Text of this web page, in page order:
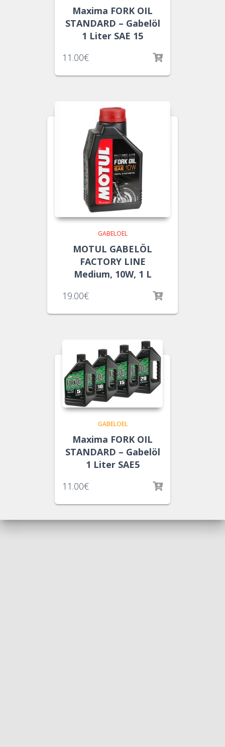
Maxima FORK OIL
STANDARD – Gabelöl
1 Liter SAE 15
11.00€
GABELOEL
MOTUL GABELÖL
FACTORY LINE
Medium, 10W, 1 L
19.00€
GABELOEL
Maxima FORK OIL
STANDARD – Gabelöl
1 Liter SAE5
11.00€